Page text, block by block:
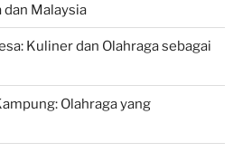
Malaysia
Kuliner dan Olahraga sebagai
Olahraga yang